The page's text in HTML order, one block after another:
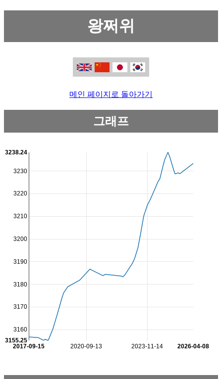
왕쩌위
메인 페이지로 돌아가기
그래프
2020-09-13 2023-11-14
2017-09-15 2026-04-08
3160
3170
3180
3190
3200
3210
3220
3230
3155.25
3238.24